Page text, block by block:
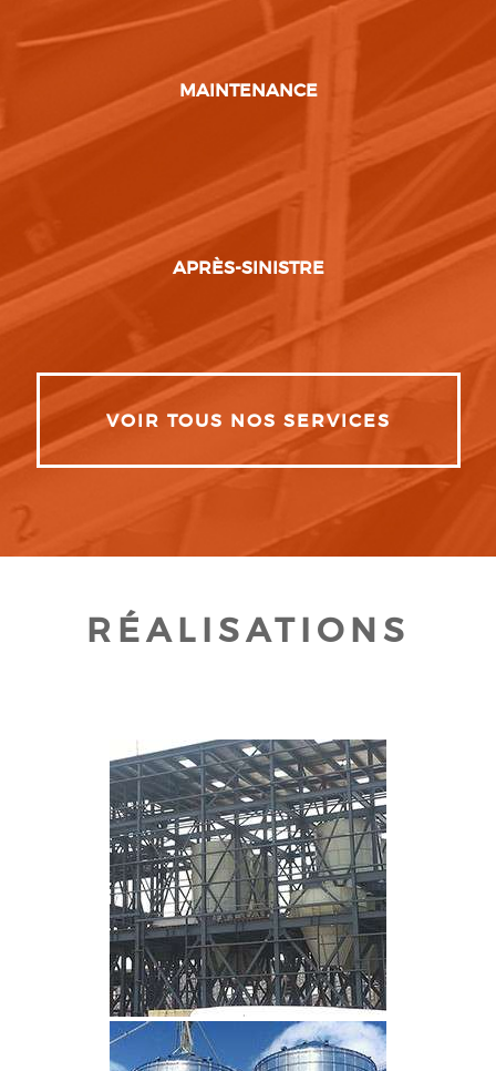
MAINTENANCE
APRÈS-SINISTRE
VOIR TOUS NOS SERVICES
RÉALISATIONS
CLIQUEZ POUR AGRANDIR